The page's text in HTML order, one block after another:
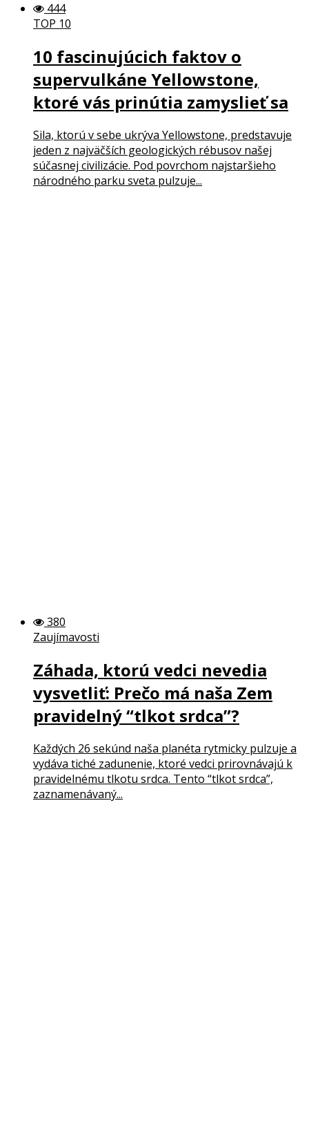
444
TOP 10
10 fascinujúcich faktov o
supervulkáne Yellowstone,
ktoré vás prinútia zamyslieť sa
Sila, ktorú v sebe ukrýva Yellowstone, predstavuje
jeden z najväčších geologických rébusov našej
súčasnej civilizácie. Pod povrchom najstaršieho
národného parku sveta pulzuje...
380
Zaujímavosti
Záhada, ktorú vedci nevedia
vysvetliť: Prečo má naša Zem
pravidelný “tlkot srdca”?
Každých 26 sekúnd naša planéta rytmicky pulzuje a
vydáva tiché zadunenie, ktoré vedci prirovnávajú k
pravidelnému tlkotu srdca. Tento “tlkot srdca”,
zaznamenávaný...